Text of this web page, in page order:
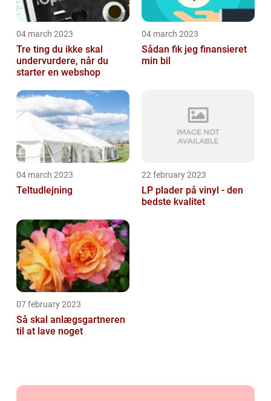
04 march 2023
Tre ting du ikke skal
undervurdere, når du
starter en webshop
04 march 2023
Sådan fik jeg finansieret
min bil
04 march 2023
Teltudlejning
22 february 2023
LP plader på vinyl - den
bedste kvalitet
07 february 2023
Så skal anlægsgartneren
til at lave noget